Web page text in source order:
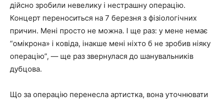
дійсно зробили невелику і нестрашну операцію.
Концерт переноситься на 7 березня з фізіологічних
причин. Мені просто не можна. І ще раз: у мене немає
“омікрона» і ковіда, інакше мені ніхто б не зробив ніяку
операцію”, — ще раз звернулася до шанувальників
дубцова.
Що за операцію перенесла артистка, вона уточнювати